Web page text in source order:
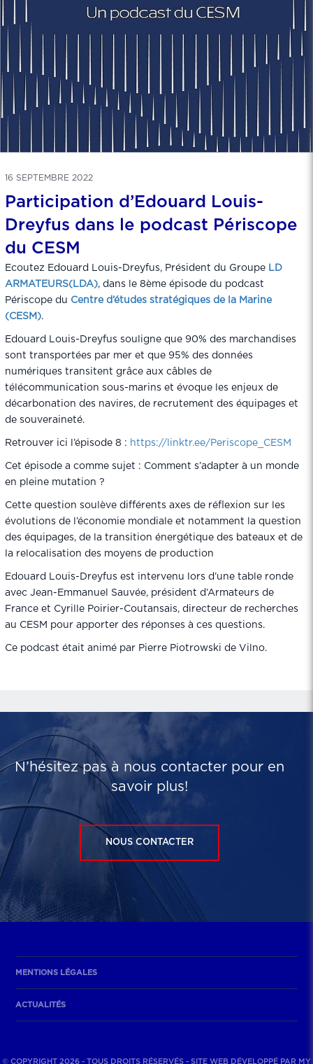
16 SEPTEMBRE 2022
Participation d’Edouard Louis-
Dreyfus dans le podcast Périscope
du CESM
Ecoutez Edouard Louis-Dreyfus, Président du Groupe LD
ARMATEURS(LDA), dans le 8ème épisode du podcast
Périscope du Centre d’études stratégiques de la Marine
(CESM).
Edouard Louis-Dreyfus souligne que 90% des marchandises
sont transportées par mer et que 95% des données
numériques transitent grâce aux câbles de
télécommunication sous-marins et évoque les enjeux de
décarbonation des navires, de recrutement des équipages et
de souveraineté.
Retrouver ici l’épisode 8 : https://linktr.ee/Periscope_CESM
Cet épisode a comme sujet : Comment s’adapter à un monde
en pleine mutation ?
Cette question soulève différents axes de réflexion sur les
évolutions de l’économie mondiale et notamment la question
des équipages, de la transition énergétique des bateaux et de
la relocalisation des moyens de production
Edouard Louis-Dreyfus est intervenu lors d’une table ronde
avec Jean-Emmanuel Sauvée, président d’Armateurs de
France et Cyrille Poirier-Coutansais, directeur de recherches
au CESM pour apporter des réponses à ces questions.
Ce podcast était animé par Pierre Piotrowski de Vilno.
N’hésitez pas à nous contacter pour en
savoir plus!
NOUS CONTACTER
MENTIONS LÉGALES
ACTUALITÉS
© COPYRIGHT 2026 - TOUS DROITS RÉSERVÉS - SITE WEB DÉVELOPPÉ PAR MY